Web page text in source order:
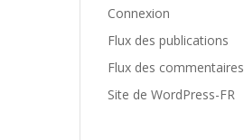
Connexion
Flux des publications
Flux des commentaires
Site de WordPress-FR